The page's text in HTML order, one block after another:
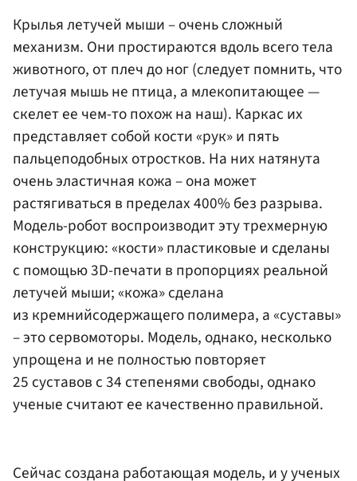
Крылья летучей мыши – очень сложный
механизм. Они простираются вдоль всего тела
животного, от плеч до ног (следует помнить, что
летучая мышь не птица, а млекопитающее —
скелет ее чем-то похож на наш). Каркас их
представляет собой кости «рук» и пять
пальцеподобных отростков. На них натянута
очень эластичная кожа – она может
растягиваться в пределах 400% без разрыва.
Модель-робот воспроизводит эту трехмерную
конструкцию: «кости» пластиковые и сделаны
с помощью 3D-печати в пропорциях реальной
летучей мыши; «кожа» сделана
из кремнийсодержащего полимера, а «суставы»
– это сервомоторы. Модель, однако, несколько
упрощена и не полностью повторяет
25 суставов с 34 степенями свободы, однако
ученые считают ее качественно правильной.
Сейчас создана работающая модель, и у ученых